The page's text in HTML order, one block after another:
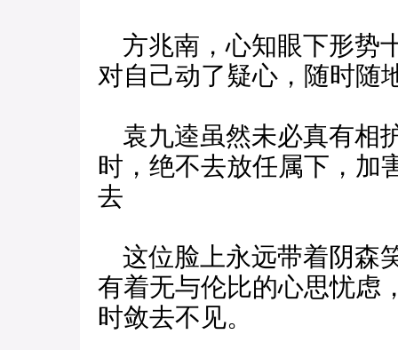
方兆南，心知眼下形势
对自己动了疑心，随时随
袁九逵虽然未必真有相
时，绝不去放任属下，加
去
这位脸上永远带着阴森
有着无与伦比的心思忧虑
时敛去不见。